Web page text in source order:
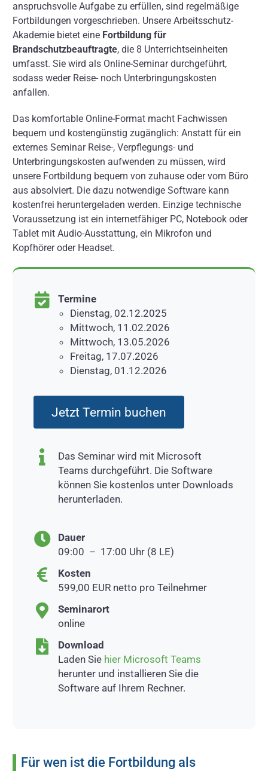
anspruchsvolle Aufgabe zu erfüllen, sind regelmäßige
Fortbildungen vorgeschrieben. Unsere Arbeitsschutz-
Akademie bietet eine Fortbildung für
Brandschutzbeauftragte, die 8 Unterrichtseinheiten
umfasst. Sie wird als Online-Seminar durchgeführt,
sodass weder Reise- noch Unterbringungskosten
anfallen.
Das komfortable Online-Format macht Fachwissen
bequem und kostengünstig zugänglich: Anstatt für ein
externes Seminar Reise-, Verpflegungs- und
Unterbringungskosten aufwenden zu müssen, wird
unsere Fortbildung bequem von zuhause oder vom Büro
aus absolviert. Die dazu notwendige Software kann
kostenfrei heruntergeladen werden. Einzige technische
Voraussetzung ist ein internetfähiger PC, Notebook oder
Tablet mit Audio-Ausstattung, ein Mikrofon und
Kopfhörer oder Headset.
Termine
Dienstag, 02.12.2025
Mittwoch, 11.02.2026
Mittwoch, 13.05.2026
Freitag, 17.07.2026
Dienstag, 01.12.2026
Jetzt Termin buchen
Das Seminar wird mit Microsoft
Teams durchgeführt. Die Software
können Sie kostenlos unter Downloads
herunterladen.
Dauer
09:00 – 17:00 Uhr (8 LE)
Kosten
599,00 EUR netto pro Teilnehmer
Seminarort
online
Download
Laden Sie hier Microsoft Teams
herunter und installieren Sie die
Software auf Ihrem Rechner.
Für wen ist die Fortbildung als